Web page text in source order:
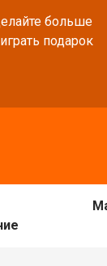
больше
подарок